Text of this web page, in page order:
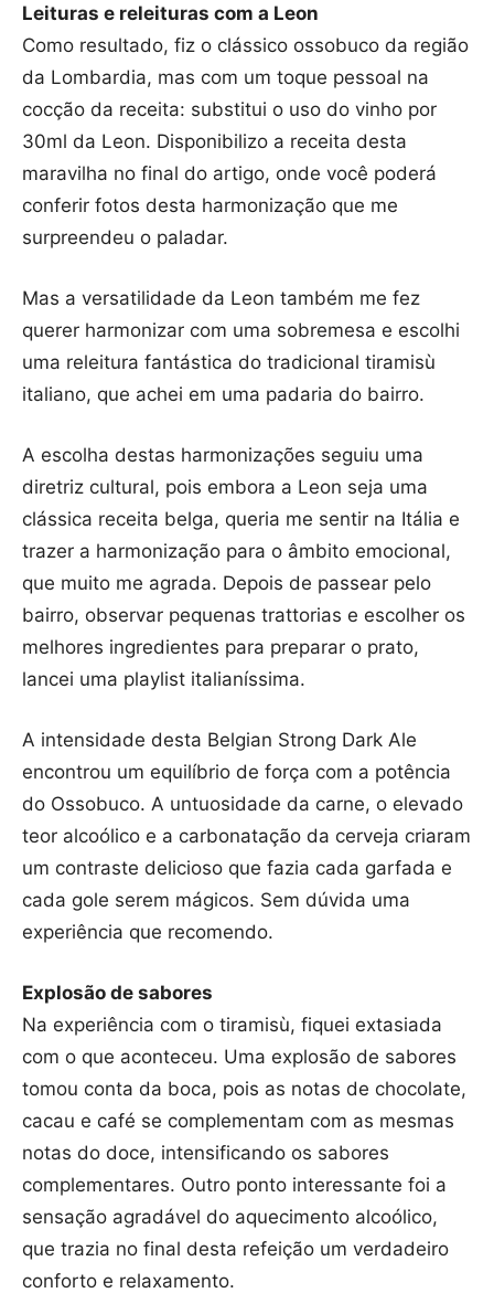
Leituras e releituras com a Leon
Como resultado, fiz o clássico ossobuco da região
da Lombardia, mas com um toque pessoal na
cocção da receita: substitui o uso do vinho por
30ml da Leon. Disponibilizo a receita desta
maravilha no final do artigo, onde você poderá
conferir fotos desta harmonização que me
surpreendeu o paladar.
Mas a versatilidade da Leon também me fez
querer harmonizar com uma sobremesa e escolhi
uma releitura fantástica do tradicional tiramisù
italiano, que achei em uma padaria do bairro.
A escolha destas harmonizações seguiu uma
diretriz cultural, pois embora a Leon seja uma
clássica receita belga, queria me sentir na Itália e
trazer a harmonização para o âmbito emocional,
que muito me agrada. Depois de passear pelo
bairro, observar pequenas trattorias e escolher os
melhores ingredientes para preparar o prato,
lancei uma playlist italianíssima.
A intensidade desta Belgian Strong Dark Ale
encontrou um equilíbrio de força com a potência
do Ossobuco. A untuosidade da carne, o elevado
teor alcoólico e a carbonatação da cerveja criaram
um contraste delicioso que fazia cada garfada e
cada gole serem mágicos. Sem dúvida uma
experiência que recomendo.
Explosão de sabores
Na experiência com o tiramisù, fiquei extasiada
com o que aconteceu. Uma explosão de sabores
tomou conta da boca, pois as notas de chocolate,
cacau e café se complementam com as mesmas
notas do doce, intensificando os sabores
complementares. Outro ponto interessante foi a
sensação agradável do aquecimento alcoólico,
que trazia no final desta refeição um verdadeiro
conforto e relaxamento.